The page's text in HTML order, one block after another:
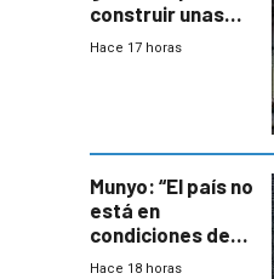
construir unas
mil viviendas en
Hace 17 horas
Munyo: “El país no
está en
condiciones de
enfrentar una
Hace 18 horas